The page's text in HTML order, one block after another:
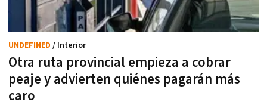
Otra ruta provincial empieza a cobrar
peaje y advierten quiénes pagarán más
caro
UNDEFINED / Interior